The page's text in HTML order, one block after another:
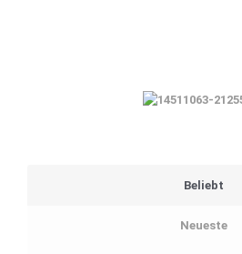
Beliebt
Neueste